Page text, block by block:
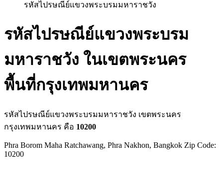
รหัสไปรษณีย์แขวงพระบรมมหาราชวัง
รหัสไปรษณีย์แขวงพระบรม
มหาราชวัง ในเขตพระนคร
พื้นที่กรุงเทพมหานคร
รหัสไปรษณีย์แขวงพระบรมมหาราชวัง เขตพระนคร
กรุงเทพมหานคร คือ 10200
Phra Borom Maha Ratchawang, Phra Nakhon, Bangkok Zip Code:
10200